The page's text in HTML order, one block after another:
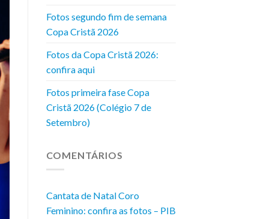
Fotos segundo fim de semana
Copa Cristã 2026
Fotos da Copa Cristã 2026:
confira aqui
Fotos primeira fase Copa
Cristã 2026 (Colégio 7 de
Setembro)
COMENTÁRIOS
Cantata de Natal Coro
Feminino: confira as fotos – PIB